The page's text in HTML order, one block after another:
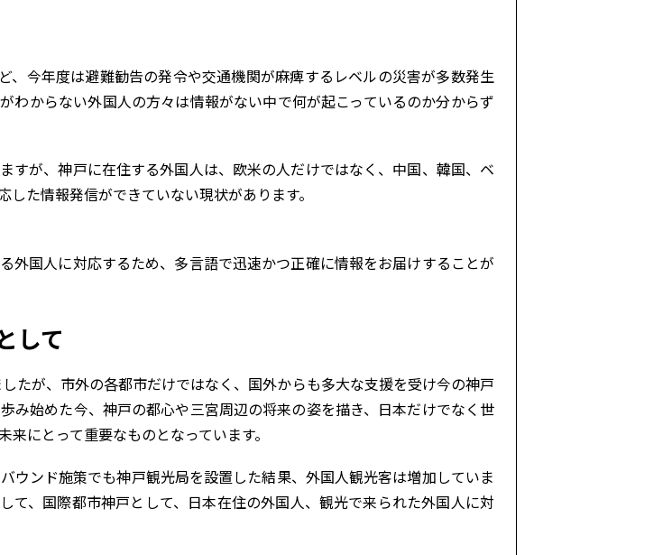
、今年度は避難勧告の発令や交通機関が麻痺するレベルの災害が多数発生
わからない外国人の方々は情報がない中で何が起こっているのか分からず
すが、神戸に在住する外国人は、欧米の人だけではなく、中国、韓国、ベ
た情報発信ができていない現状があります。
外国人に対応するため、多言語で迅速かつ正確に情報をお届けすることが
して
たが、市外の各都市だけではなく、国外からも多大な支援を受け今の神戸
み始めた今、神戸の都心や三宮周辺の将来の姿を描き、日本だけでなく世
にとって重要なものとなっています。
ウンド施策でも神戸観光局を設置した結果、外国人観光客は増加していま
て、国際都市神戸として、日本在住の外国人、観光で来られた外国人に対